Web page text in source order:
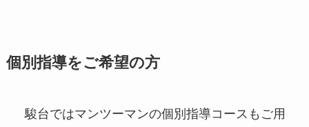
個別指導をご希望の方
駿台ではマンツーマンの個別指導コースもご用